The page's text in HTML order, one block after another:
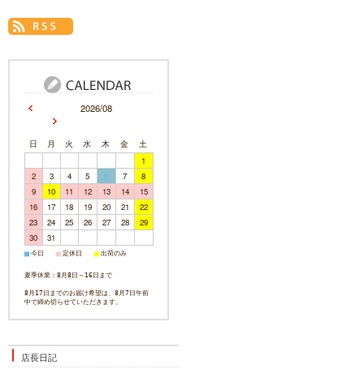
2026/08
日 月 火 水 木 金
土
1
2
3 4 5 6 7
8
9
10 11 12 13 14
15
16
17 18 19 20 21
22
23
24 25 26 27 28
29
30
31
■ 今日 ■ 定休日 ■ 出荷のみ
夏季休業：8月8日～16日まで
8月17日までのお届け希望は、8月7日午前
中で締め切らせていただきます。
店長日記